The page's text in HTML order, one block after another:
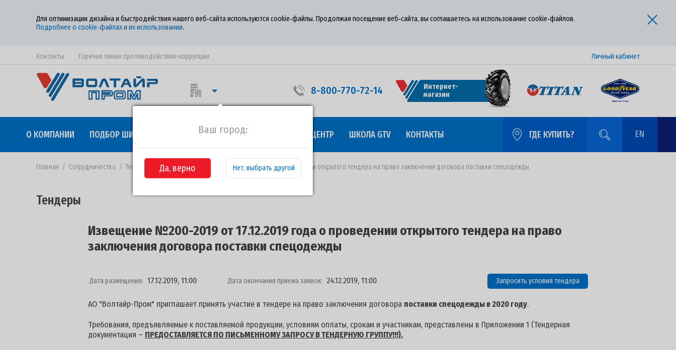
Для оптимизации дизайна и быстродействия нашего веб‑сайта используются cookie‑файлы. Продолжая посещение веб‑сайта, вы соглашаетесь на использование cookie‑файлов.
Подробнее о cookie‑файлах и их использовании.
Контакты Горячая линия противодействия коррупции Личный кабинет
Ваш город:
Да, верно Нет, выбрать другой
8-800-770-72-14
Интернет-
магазин
О КОМПАНИИ ПОДБОР ШИН СОТРУДНИЧЕСТВО ПРЕСС-ЦЕНТР ШКОЛА GTV КОНТАКТЫ ГДЕ КУПИТЬ? EN
Главная / Сотрудничество / Тендеры Извещение №200-2019 от 17.12.2019 года о проведении открытого тендера на право заключения договора поставки спецодежды
Тендеры
Извещение №200-2019 от 17.12.2019 года о проведении открытого тендера на право
заключения договора поставки спецодежды
Дата размещения: 17.12.2019, 11:00 Дата окончания приема заявок: 24.12.2019, 11:00 Запросить условия тендера
АО "Волтайр-Пром" приглашает принять участие в тендере на право заключения договора поставки спецодежды в 2020 году.
Требования, предъявляемые к поставляемой продукции, условиям оплаты, срокам и участникам, представлены в Приложении 1 (Тендерная
документация – ПРЕДОСТАВЛЯЕТСЯ ПО ПИСЬМЕННОМУ ЗАПРОСУ В ТЕНДЕРНУЮ ГРУППУ!!!).